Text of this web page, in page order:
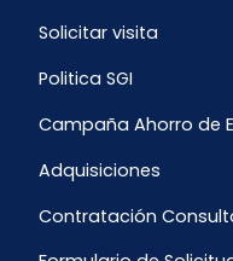
Solicitar visita
Politica SGI
Campaña Ahorro de
Adquisiciones
Contratación